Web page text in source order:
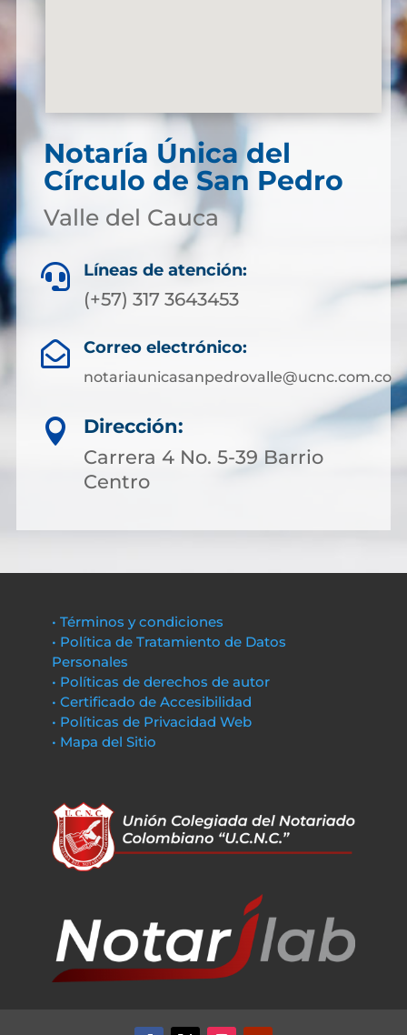
Notaría Única del
Círculo de San Pedro
Valle del Cauca
 Líneas de atención:
(+57) 317 3643453
 Correo electrónico:
notariaunicasanpedrovalle@ucnc.com.co

Dirección:
Carrera 4 No. 5-39 Barrio
Centro
• Términos y condiciones
• Política de Tratamiento de Datos
Personales
• Políticas de derechos de autor
• Certificado de Accesibilidad
• Políticas de Privacidad Web
• Mapa del Sitio